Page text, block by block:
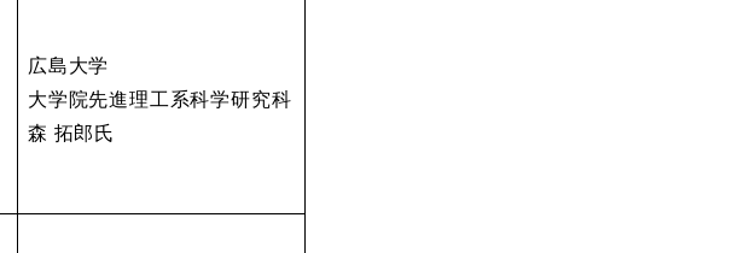
広島大学
大学院先進理工系科学研究科
森 拓郎氏